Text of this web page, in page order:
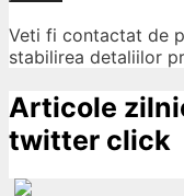
Veti fi contactat de
stabilirea detaliilor
Articole
twitter click